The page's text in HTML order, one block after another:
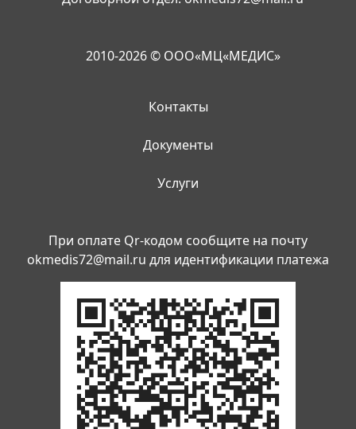
2010-2026 © ООО«МЦ«МЕДИС»
Контакты
Документы
Услуги
При оплате Qr-кодом сообщите на почту
okmedis72@mail.ru для идентификации платежа